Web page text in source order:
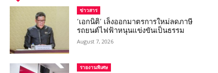
ข่าวสาร
‘เอกนิติ’ เล็งออกมาตรการใหม่ลดภาษี
รถยนต์ไฟฟ้าหนุนแข่งขันเป็นธรรม
August 7, 2026
รายงานพิเศษ